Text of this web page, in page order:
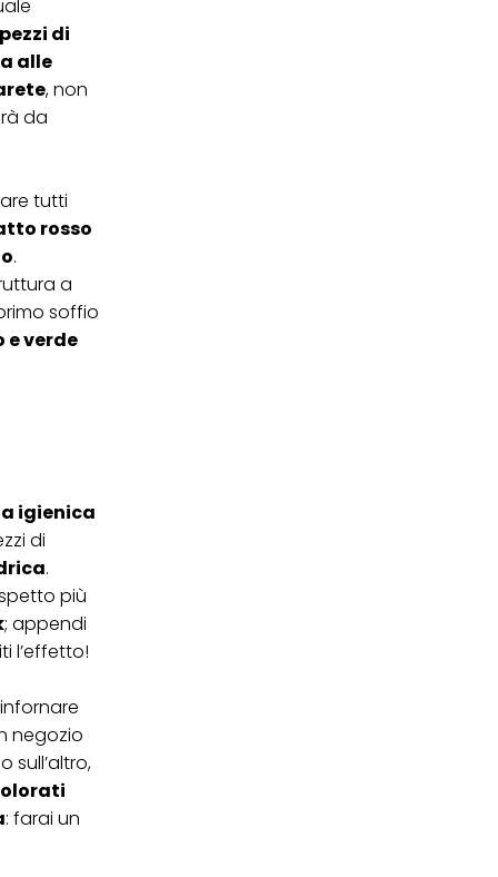
di
alle
, non
da
tutti
rosso
.
a
soffio
verde
igienica
di
.
più
; appendi
l’effetto!
negozio
sull’altro,
: farai un
cookie e consentirli
e al trattamento dei
tecnicamente